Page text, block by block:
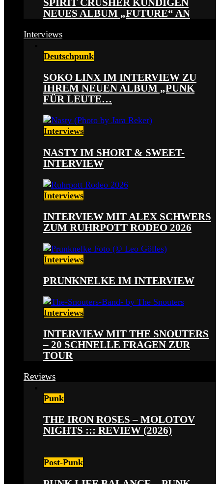
SPIRIT CRUSHER KÜNDIGEN
NEUES ALBUM „FUTURE“ AN
Interviews
Deutschpunk
SOKO LINX IM INTERVIEW ZU
IHREM NEUEN ALBUM „PUNK
FÜR LEUTE…
Interviews
NASTY IM SHORT & SWEET-
INTERVIEW
Interviews
INTERVIEW MIT ALEX SCHWERS
ZUM RUHRPOTT RODEO 2026
Interviews
PRUNKNELKE IM INTERVIEW
Interviews
INTERVIEW MIT THE SNOUTERS
– 20 SCHNELLE FRAGEN ZUR
TOUR
Reviews
Punk
THE IRON ROSES – MOLOTOV
NIGHTS ::: REVIEW (2026)
Post-Punk